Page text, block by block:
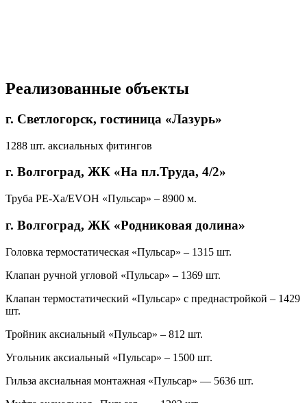
Реализованные объекты
г. Светлогорск, гостиница «Лазурь»
1288 шт. аксиальных фитингов
г. Волгоград, ЖК «На пл.Труда, 4/2»
Труба PE-Xa/EVOH «Пульсар» – 8900 м.
г. Волгоград, ЖК «Родниковая долина»
Головка термостатическая «Пульсар» – 1315 шт.
Клапан ручной угловой «Пульсар» – 1369 шт.
Клапан термостатический «Пульсар» с преднастройкой – 1429
шт.
Тройник аксиальный «Пульсар» – 812 шт.
Угольник акcиальный «Пульсар» – 1500 шт.
Гильза аксиальная монтажная «Пульсар» — 5636 шт.